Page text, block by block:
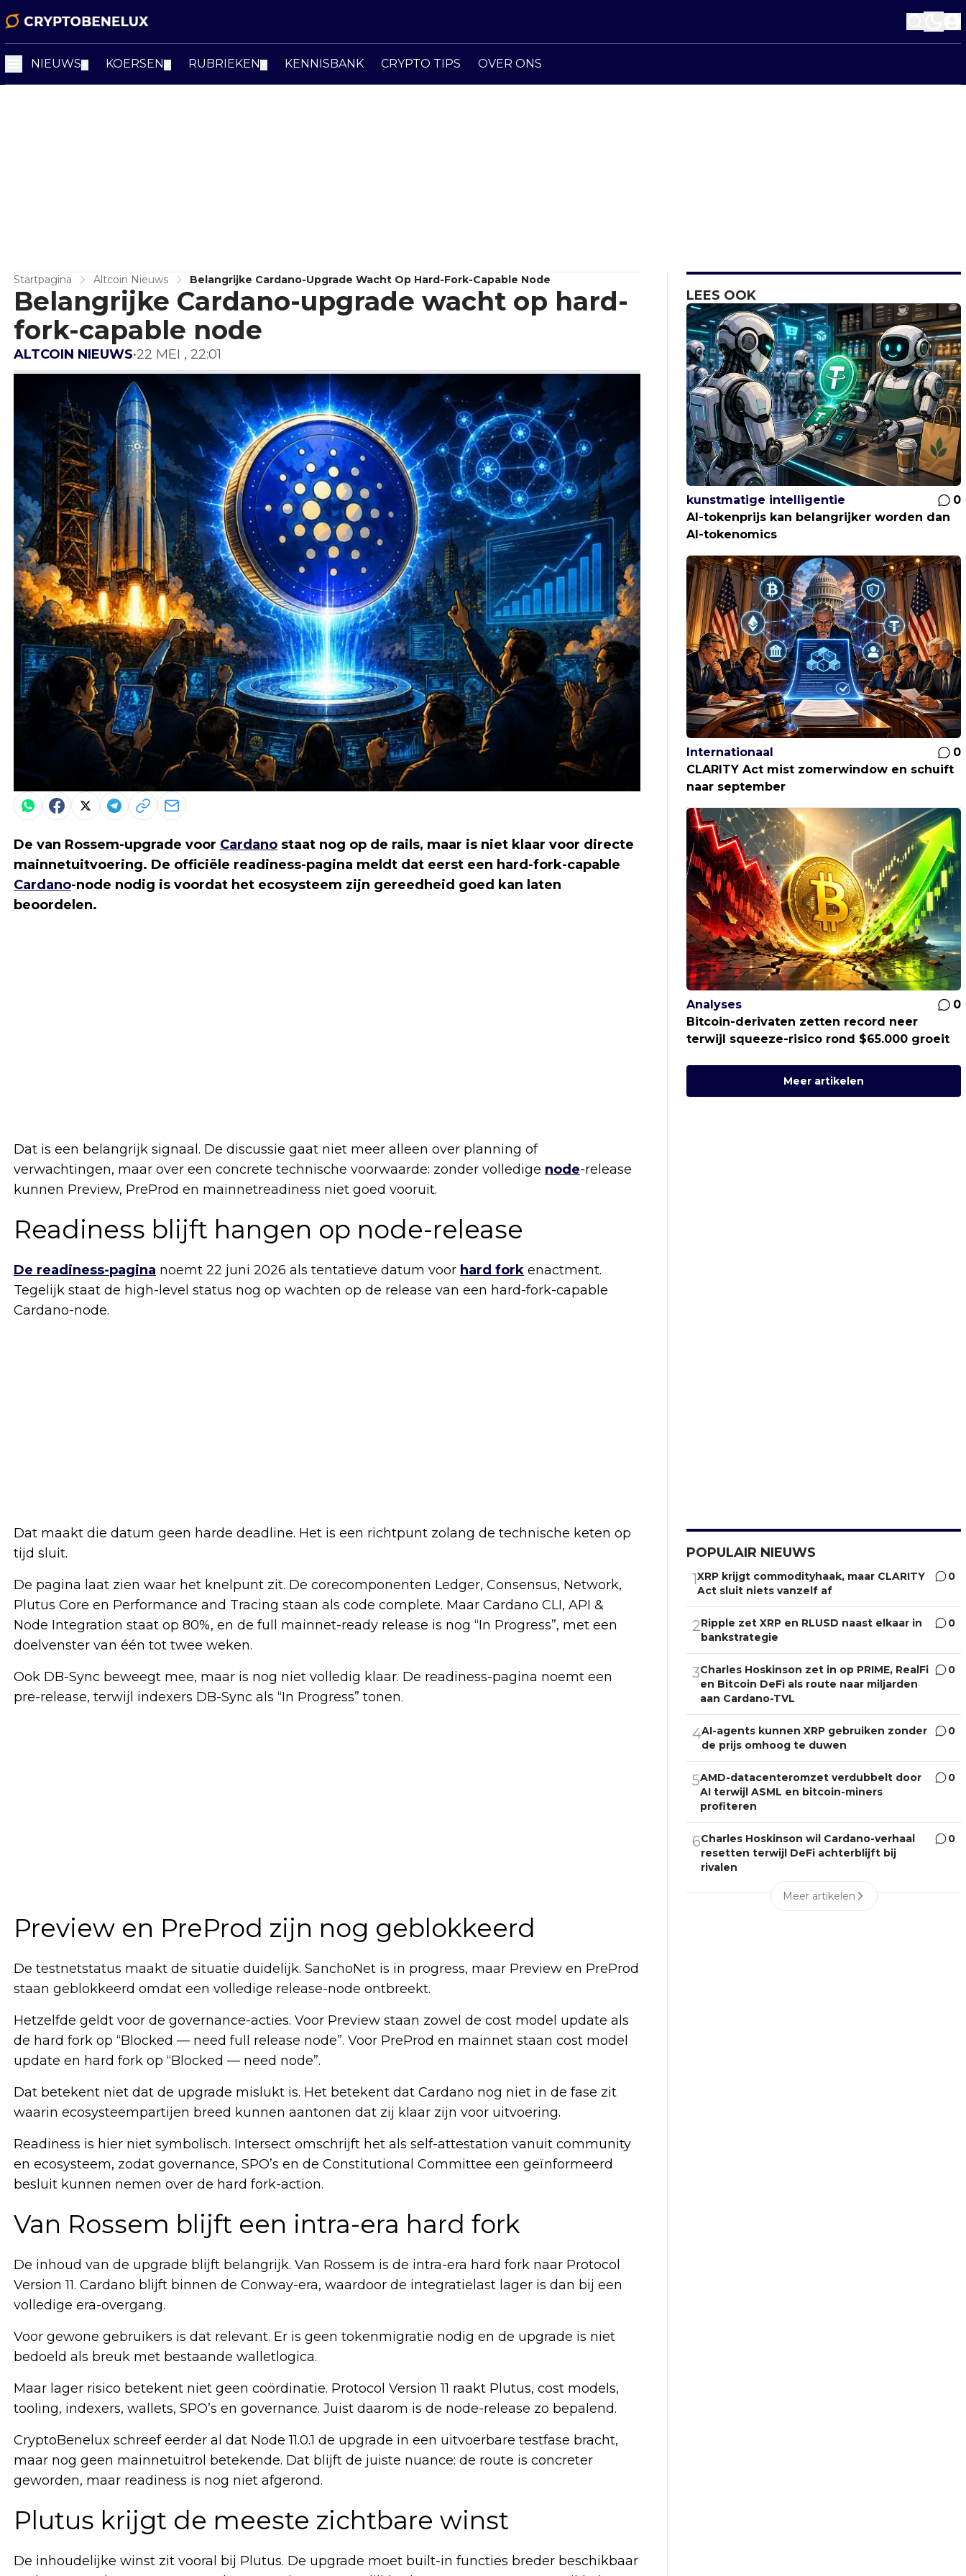
NIEUWS KOERSEN RUBRIEKEN KENNISBANK CRYPTO TIPS OVER ONS
Startpagina Altcoin Nieuws Belangrijke Cardano-Upgrade Wacht Op Hard-Fork-Capable Node
Belangrijke Cardano-upgrade wacht op hard-
fork-capable node
ALTCOIN NIEUWS•22 MEI , 22:01
De van Rossem-upgrade voor Cardano staat nog op de rails, maar is niet klaar voor directe
mainnetuitvoering. De officiële readiness-pagina meldt dat eerst een hard-fork-capable
Cardano-node nodig is voordat het ecosysteem zijn gereedheid goed kan laten
beoordelen.
Dat is een belangrijk signaal. De discussie gaat niet meer alleen over planning of
verwachtingen, maar over een concrete technische voorwaarde: zonder volledige node-release
kunnen Preview, PreProd en mainnetreadiness niet goed vooruit.
Readiness blijft hangen op node-release
De readiness-pagina noemt 22 juni 2026 als tentatieve datum voor hard fork enactment.
Tegelijk staat de high-level status nog op wachten op de release van een hard-fork-capable
Cardano-node.
Dat maakt die datum geen harde deadline. Het is een richtpunt zolang de technische keten op
tijd sluit.
De pagina laat zien waar het knelpunt zit. De corecomponenten Ledger, Consensus, Network,
Plutus Core en Performance and Tracing staan als code complete. Maar Cardano CLI, API &
Node Integration staat op 80%, en de full mainnet-ready release is nog “In Progress”, met een
doelvenster van één tot twee weken.
Ook DB-Sync beweegt mee, maar is nog niet volledig klaar. De readiness-pagina noemt een
pre-release, terwijl indexers DB-Sync als “In Progress” tonen.
Preview en PreProd zijn nog geblokkeerd
De testnetstatus maakt de situatie duidelijk. SanchoNet is in progress, maar Preview en PreProd
staan geblokkeerd omdat een volledige release-node ontbreekt.
Hetzelfde geldt voor de governance-acties. Voor Preview staan zowel de cost model update als
de hard fork op “Blocked — need full release node”. Voor PreProd en mainnet staan cost model
update en hard fork op “Blocked — need node”.
Dat betekent niet dat de upgrade mislukt is. Het betekent dat Cardano nog niet in de fase zit
waarin ecosysteempartijen breed kunnen aantonen dat zij klaar zijn voor uitvoering.
Readiness is hier niet symbolisch. Intersect omschrijft het als self-attestation vanuit community
en ecosysteem, zodat governance, SPO’s en de Constitutional Committee een geïnformeerd
besluit kunnen nemen over de hard fork-action.
Van Rossem blijft een intra-era hard fork
De inhoud van de upgrade blijft belangrijk. Van Rossem is de intra-era hard fork naar Protocol
Version 11. Cardano blijft binnen de Conway-era, waardoor de integratielast lager is dan bij een
volledige era-overgang.
Voor gewone gebruikers is dat relevant. Er is geen tokenmigratie nodig en de upgrade is niet
bedoeld als breuk met bestaande walletlogica.
Maar lager risico betekent niet geen coördinatie. Protocol Version 11 raakt Plutus, cost models,
tooling, indexers, wallets, SPO’s en governance. Juist daarom is de node-release zo bepalend.
CryptoBenelux schreef eerder al dat Node 11.0.1 de upgrade in een uitvoerbare testfase bracht,
maar nog geen mainnetuitrol betekende. Dat blijft de juiste nuance: de route is concreter
geworden, maar readiness is nog niet afgerond.
Plutus krijgt de meeste zichtbare winst
De inhoudelijke winst zit vooral bij Plutus. De upgrade moet built-in functies breder beschikbaar
LEES OOK
kunstmatige intelligentie
0
AI-tokenprijs kan belangrijker worden dan
AI-tokenomics
Internationaal
0
CLARITY Act mist zomerwindow en schuift
naar september
Analyses
0
Bitcoin-derivaten zetten record neer
terwijl squeeze-risico rond $65.000 groeit
Meer artikelen
POPULAIR NIEUWS
1XRP krijgt commodityhaak, maar CLARITY
Act sluit niets vanzelf af
0
2Ripple zet XRP en RLUSD naast elkaar in
bankstrategie
0
3Charles Hoskinson zet in op PRIME, RealFi
en Bitcoin DeFi als route naar miljarden
aan Cardano-TVL
0
4AI-agents kunnen XRP gebruiken zonder
de prijs omhoog te duwen
0
5AMD-datacenteromzet verdubbelt door
AI terwijl ASML en bitcoin-miners
profiteren
0
6Charles Hoskinson wil Cardano-verhaal
resetten terwijl DeFi achterblijft bij
rivalen
0
Meer artikelen